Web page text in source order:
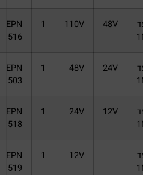
48V
110V
EPN
516
24V
48V
EPN
503
12V
24V
EPN
518
12V
EPN
519